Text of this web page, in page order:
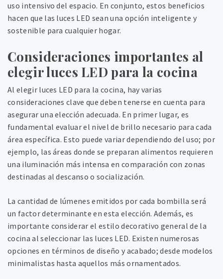
uso intensivo del espacio. En conjunto, estos beneficios
hacen que las luces LED sean una opción inteligente y
sostenible para cualquier hogar.
Consideraciones importantes al
elegir luces LED para la cocina
Al elegir luces LED para la cocina, hay varias
consideraciones clave que deben tenerse en cuenta para
asegurar una elección adecuada. En primer lugar, es
fundamental evaluar el nivel de brillo necesario para cada
área específica. Esto puede variar dependiendo del uso; por
ejemplo, las áreas donde se preparan alimentos requieren
una iluminación más intensa en comparación con zonas
destinadas al descanso o socialización.
La cantidad de lúmenes emitidos por cada bombilla será
un factor determinante en esta elección. Además, es
importante considerar el estilo decorativo general de la
cocina al seleccionar las luces LED. Existen numerosas
opciones en términos de diseño y acabado; desde modelos
minimalistas hasta aquellos más ornamentados.